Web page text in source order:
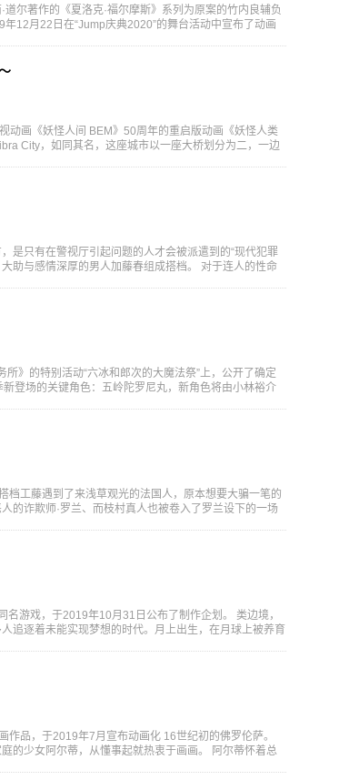
尔著作的《夏洛克·福尔摩斯》系列为原案的竹内良辅负
12月22日在“Jump庆典2020”的舞台活动中宣布了动画
动画《妖怪人间 BEM》50周年的重启版动画《妖怪人类
City，如同其名，这座城市以一座大桥划分为二，一边
是只有在警视厅引起问题的人才会被派遣到的“现代犯罪
助与感情深厚的男人加藤春组成搭档。 对于连人的性命
》的特别活动“六冰和郎次的大魔法祭”上，公开了确定
登场的关键角色：五岭陀罗尼丸，新角色将由小林裕介
档工藤遇到了来浅草观光的法国人，原本想要大骗一笔的
的诈欺师·罗兰、而枝村真人也被卷入了罗兰设下的一场
游戏，于2019年10月31日公布了制作企划。 类边境，
追逐着未能实现梦想的时代。月上出生，在月球上被养育
作品，于2019年7月宣布动画化 16世纪初的佛罗伦萨。
的少女阿尔蒂，从懂事起就热衷于画画。 阿尔蒂怀着总